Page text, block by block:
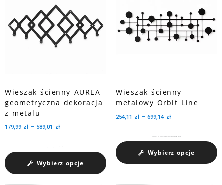
Wieszak ścienny AUREA
geometryczna dekoracja
z metalu
179,99 zł – 589,01 zł
Wybierz opcje
Wieszak ścienny
metalowy Orbit Line
254,11 zł – 699,14 zł
Wybierz opcje